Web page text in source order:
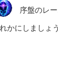
序盤のレ
かにしましょ